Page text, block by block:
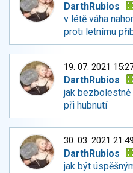
DarthRubios
v létě váha
proti letnímu
19. 07. 2021
DarthRubios
jak
při hubnutí
30. 03. 2021 21:49
DarthRubios
jak být